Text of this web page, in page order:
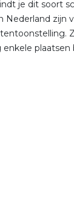
je dit soort
Nederland zijn
plaatsen